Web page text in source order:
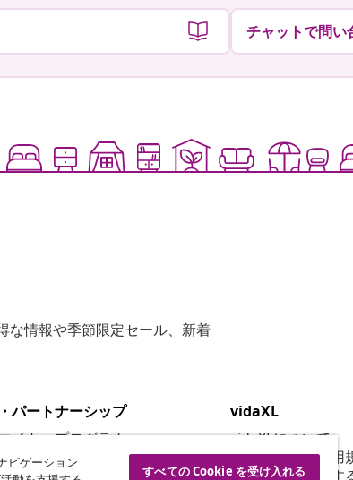
チャットで問い
な情報や季節限定セール、新着
パートナーシップ
イト・プログラム
品
ング提携
vidaXL
vidaXLについて
vidaXL販売者利用
特定商取引に関す
ビゲーション
すべての Cookie を受け入れる